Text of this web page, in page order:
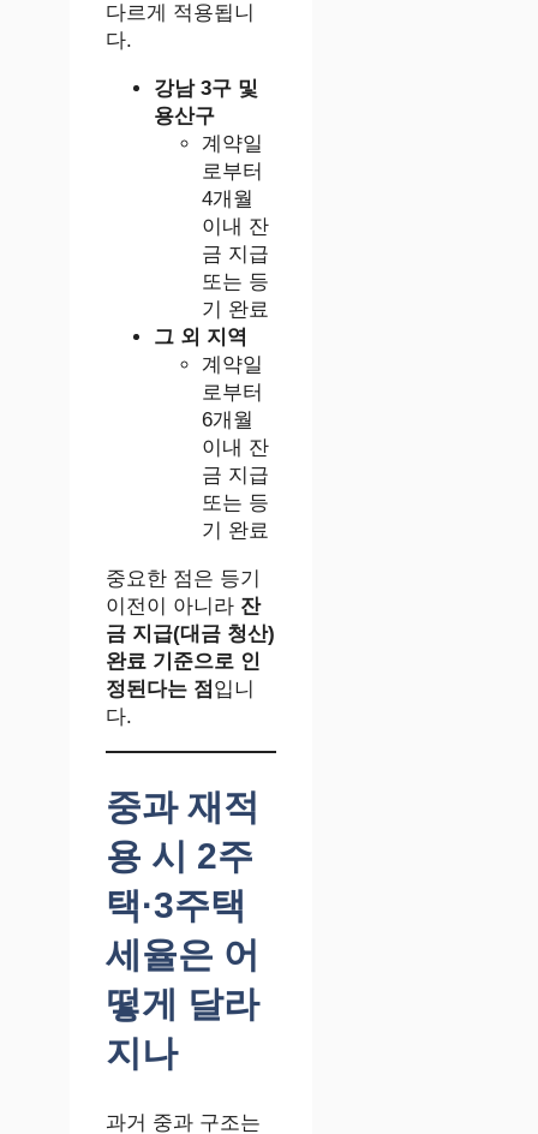
다르게 적용됩니
다.
강남 3구 및
용산구
계약일
로부터
4개월
이내 잔
금 지급
또는 등
기 완료
그 외 지역
계약일
로부터
6개월
이내 잔
금 지급
또는 등
기 완료
중요한 점은 등기
이전이 아니라 잔
금 지급(대금 청산)
완료 기준으로 인
정된다는 점 입니
다.
중과 재적
용 시 2주
택·3주택
세율은 어
떻게 달라
지나
과거 중과 구조는